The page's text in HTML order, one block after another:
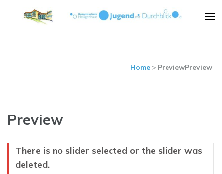
Home > PreviewPreview
Preview
There is no slider selected or the slider was
deleted.